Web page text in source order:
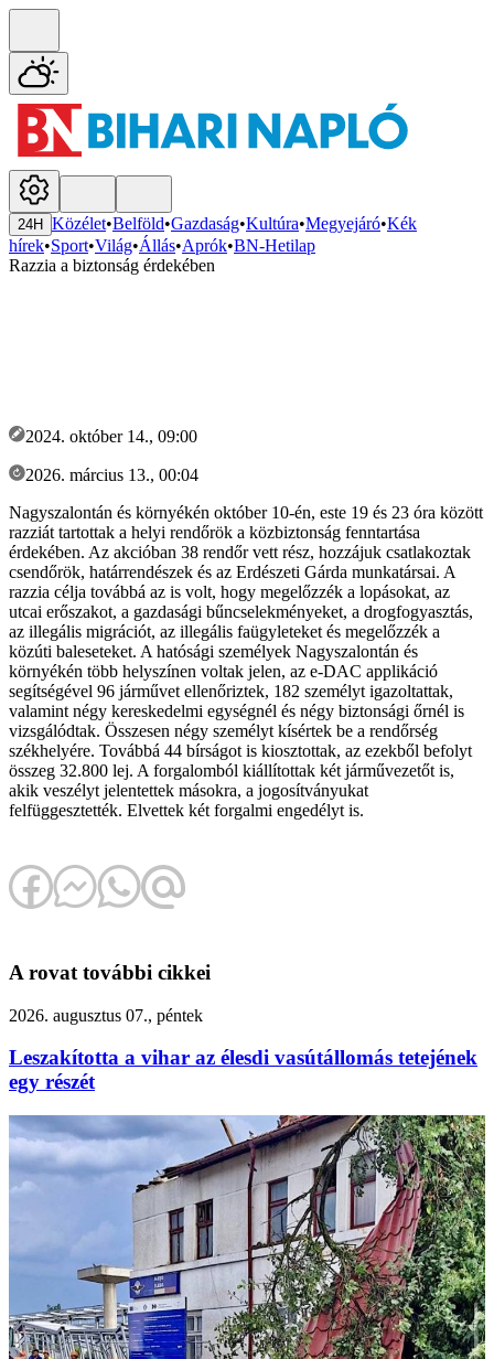
24H Közélet•Belföld•Gazdaság•Kultúra•Megyejáró•Kék
hírek•Sport•Világ•Állás•Aprók•BN-Hetilap
Razzia a biztonság érdekében
2024. október 14., 09:00
2026. március 13., 00:04
Nagyszalontán és környékén október 10-én, este 19 és 23 óra között
razziát tartottak a helyi rendőrök a közbiztonság fenntartása
érdekében. Az akcióban 38 rendőr vett rész, hozzájuk csatlakoztak
csendőrök, határrendészek és az Erdészeti Gárda munkatársai. A
razzia célja továbbá az is volt, hogy megelőzzék a lopásokat, az
utcai erőszakot, a gazdasági bűncselekményeket, a drogfogyasztás,
az illegális migrációt, az illegális faügyleteket és megelőzzék a
közúti baleseteket. A hatósági személyek Nagyszalontán és
környékén több helyszínen voltak jelen, az e-DAC applikáció
segítségével 96 járművet ellenőriztek, 182 személyt igazoltattak,
valamint négy kereskedelmi egységnél és négy biztonsági őrnél is
vizsgálódtak. Összesen négy személyt kísértek be a rendőrség
székhelyére. Továbbá 44 bírságot is kiosztottak, az ezekből befolyt
összeg 32.800 lej. A forgalomból kiállítottak két járművezetőt is,
akik veszélyt jelentettek másokra, a jogosítványukat
felfüggesztették. Elvettek két forgalmi engedélyt is.
A rovat további cikkei
2026. augusztus 07., péntek
Leszakította a vihar az élesdi vasútállomás tetejének
egy részét